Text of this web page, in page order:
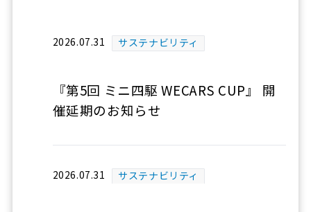
2026.07.31 サステナビリティ
『第5回 ミニ四駆 WECARS CUP』 開
催延期のお知らせ
2026.07.31 サステナビリティ